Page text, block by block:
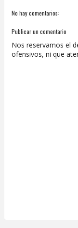
No hay comentarios:
Publicar un comentario
Nos reservamos el
ofensivos, ni que